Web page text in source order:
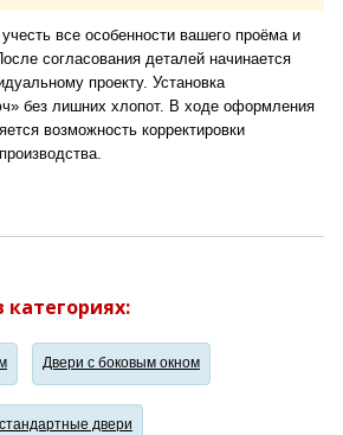
все особенности вашего проёма и
согласования деталей начинается
проекту. Установка
без лишних хлопот. В ходе оформления
возможность корректировки
Двери с боковым окном
двери